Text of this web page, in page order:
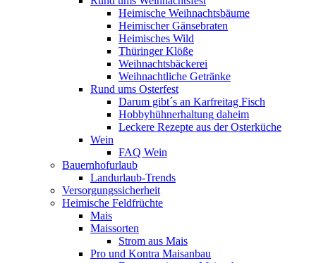
Heimische Weihnachtsbäume
Heimischer Gänsebraten
Heimisches Wild
Thüringer Klöße
Weihnachtsbäckerei
Weihnachtliche Getränke
Rund ums Osterfest
Darum gibt´s an Karfreitag Fisch
Hobbyhühnerhaltung daheim
Leckere Rezepte aus der Osterküche
Wein
FAQ Wein
Bauernhofurlaub
Landurlaub-Trends
Versorgungssicherheit
Heimische Feldfrüchte
Mais
Maissorten
Strom aus Mais
Pro und Kontra Maisanbau